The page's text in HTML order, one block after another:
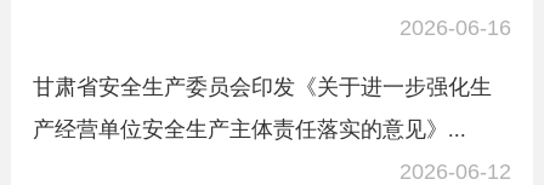
2026-06-16
甘肃省安全生产委员会印发《关于进一步强化生
产经营单位安全生产主体责任落实的意见》...
2026-06-12